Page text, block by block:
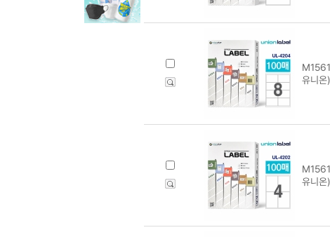
유니
유니